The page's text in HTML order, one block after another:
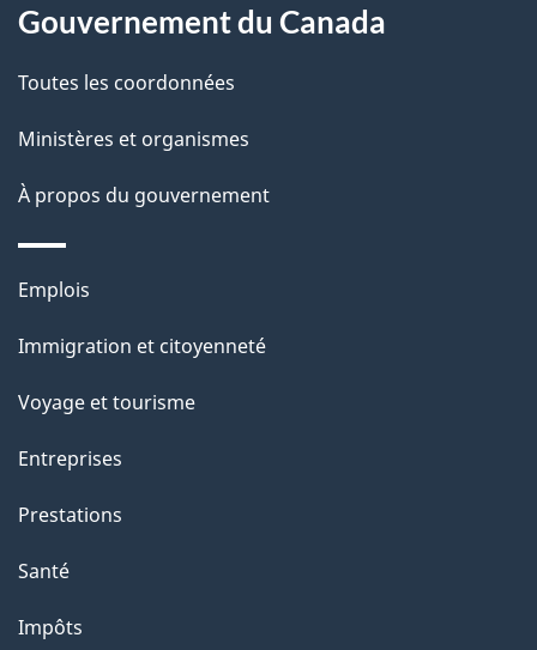
a
g
e
a
c
i
o
s
u
e
t
e
a
g
Gouvernement du Canada
Toutes les coordonnées
Ministères et organismes
À propos du gouvernement
Thèmes
sujets
Emplois
Immigration et citoyenneté
Voyage et tourisme
Entreprises
Prestations
Santé
Impôts